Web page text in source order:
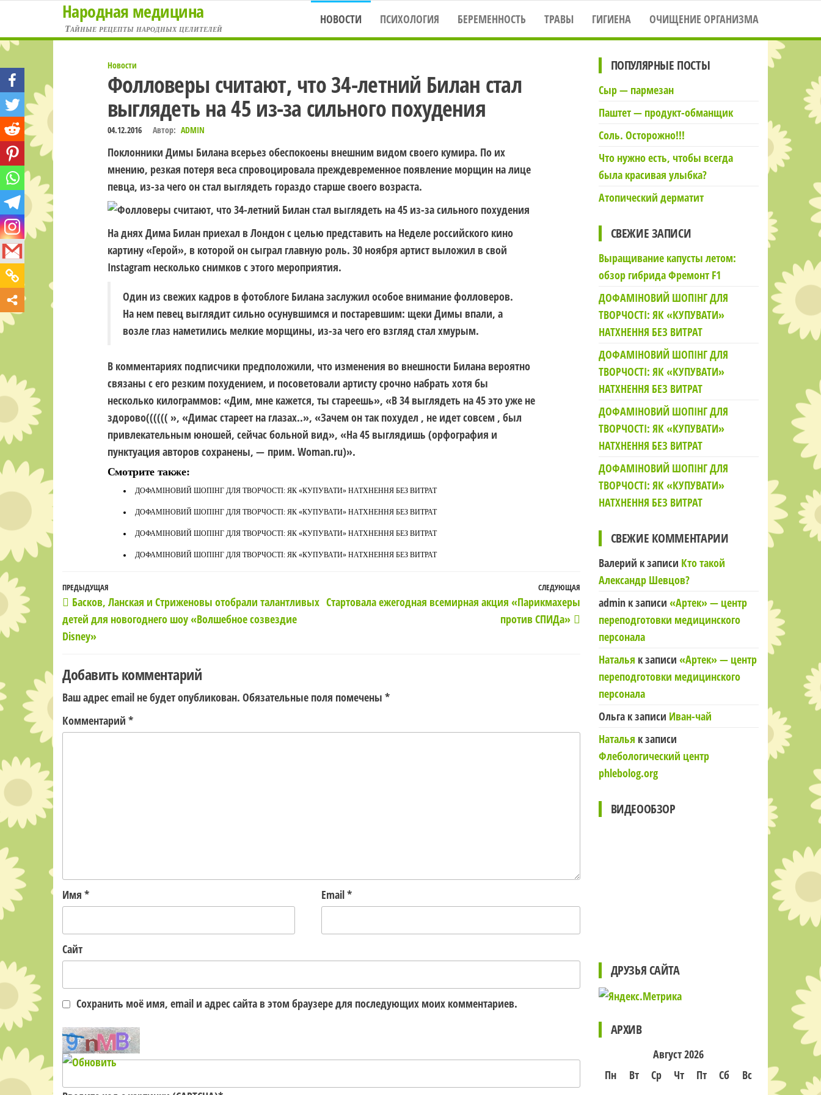
содержимому
Народная медицина
Тайные рецепты народных целителей
НОВОСТИ ПСИХОЛОГИЯ БЕРЕМЕННОСТЬ ТРАВЫ ГИГИЕНА ОЧИЩЕНИЕ ОРГАНИЗМА
Новости
Фолловеры считают, что 34-летний Билан стал
выглядеть на 45 из-за сильного похудения
04.12.2016 Автор: ADMIN
Поклонники Димы Билана всерьез обеспокоены внешним видом своего кумира. По их
мнению, резкая потеря веса спровоцировала преждевременное появление морщин на лице
певца, из-за чего он стал выглядеть гораздо старше своего возраста.
На днях Дима Билан приехал в Лондон с целью представить на Неделе российского кино
картину «Герой», в которой он сыграл главную роль. 30 ноября артист выложил в свой
Instagram несколько снимков с этого мероприятия.
Один из свежих кадров в фотоблоге Билана заслужил особое внимание фолловеров.
На нем певец выглядит сильно осунувшимся и постаревшим: щеки Димы впали, а
возле глаз наметились мелкие морщины, из-за чего его взгляд стал хмурым.
В комментариях подписчики предположили, что изменения во внешности Билана вероятно
связаны с его резким похудением, и посоветовали артисту срочно набрать хотя бы
несколько килограммов: «Дим, мне кажется, ты стареешь», «В 34 выглядеть на 45 это уже не
здорово(((((( », «Димас стареет на глазах..», «Зачем он так похудел , не идет совсем , был
привлекательным юношей, сейчас больной вид», «На 45 выглядишь (орфография и
пунктуация авторов сохранены, — прим. Woman.ru)».
Смотрите также:
ДОФАМІНОВИЙ ШОПІНГ ДЛЯ ТВОРЧОСТІ: ЯК «КУПУВАТИ» НАТХНЕННЯ БЕЗ ВИТРАТ
ДОФАМІНОВИЙ ШОПІНГ ДЛЯ ТВОРЧОСТІ: ЯК «КУПУВАТИ» НАТХНЕННЯ БЕЗ ВИТРАТ
ДОФАМІНОВИЙ ШОПІНГ ДЛЯ ТВОРЧОСТІ: ЯК «КУПУВАТИ» НАТХНЕННЯ БЕЗ ВИТРАТ
ДОФАМІНОВИЙ ШОПІНГ ДЛЯ ТВОРЧОСТІ: ЯК «КУПУВАТИ» НАТХНЕННЯ БЕЗ ВИТРАТ
Навигация
по
записям
Предыдущая
запись
ПРЕДЫДУЩАЯ
Басков, Ланская и Стриженовы отобрали талантливых
детей для новогоднего шоу «Волшебное созвездие
Disney»
Следующая
запись
СЛЕДУЮЩАЯ
Стартовала ежегодная всемирная акция «Парикмахеры
против СПИДа»
Добавить комментарий
Ваш адрес email не будет опубликован. Обязательные поля помечены *
Комментарий *
Имя * Email*
Сайт
Сохранить моё имя, email и адрес сайта в этом браузере для последующих моих комментариев.
ПОПУЛЯРНЫЕ ПОСТЫ
Сыр — пармезан
Паштет — продукт-обманщик
Соль. Осторожно!!!
Что нужно есть, чтобы всегда
была красивая улыбка?
Атопический дерматит
СВЕЖИЕ ЗАПИСИ
Выращивание капусты летом:
обзор гибрида Фремонт F1
ДОФАМІНОВИЙ ШОПІНГ ДЛЯ
ТВОРЧОСТІ: ЯК «КУПУВАТИ»
НАТХНЕННЯ БЕЗ ВИТРАТ
ДОФАМІНОВИЙ ШОПІНГ ДЛЯ
ТВОРЧОСТІ: ЯК «КУПУВАТИ»
НАТХНЕННЯ БЕЗ ВИТРАТ
ДОФАМІНОВИЙ ШОПІНГ ДЛЯ
ТВОРЧОСТІ: ЯК «КУПУВАТИ»
НАТХНЕННЯ БЕЗ ВИТРАТ
ДОФАМІНОВИЙ ШОПІНГ ДЛЯ
ТВОРЧОСТІ: ЯК «КУПУВАТИ»
НАТХНЕННЯ БЕЗ ВИТРАТ
СВЕЖИЕ КОММЕНТАРИИ
Валерий к записи Кто такой
Александр Шевцов?
adminк записи «Артек» — центр
переподготовки медицинского
персонала
Наталья к записи «Артек» — центр
переподготовки медицинского
персонала
Ольгак записи Иван-чай
Наталья к записи
Флебологический центр
phlebolog.org
ВИДЕООБЗОР
ДРУЗЬЯ САЙТА
АРХИВ
Август 2026
Пн
Вт Ср Чт Пт Сб
Вс